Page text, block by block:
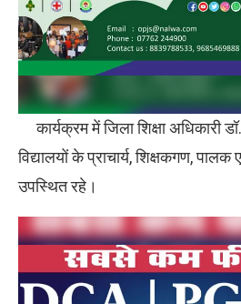
कार्यक्रम में जिला शिक्षा अधिकारी डॉ.
विद्यालयों के प्राचार्य, शिक्षकगण,
उपस्थित रहे।